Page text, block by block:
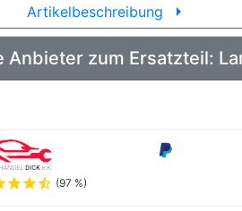
Artikelbeschreibung arrow_right
Anbieter zum Ersatzteil:
starstarstar_half (97 %)